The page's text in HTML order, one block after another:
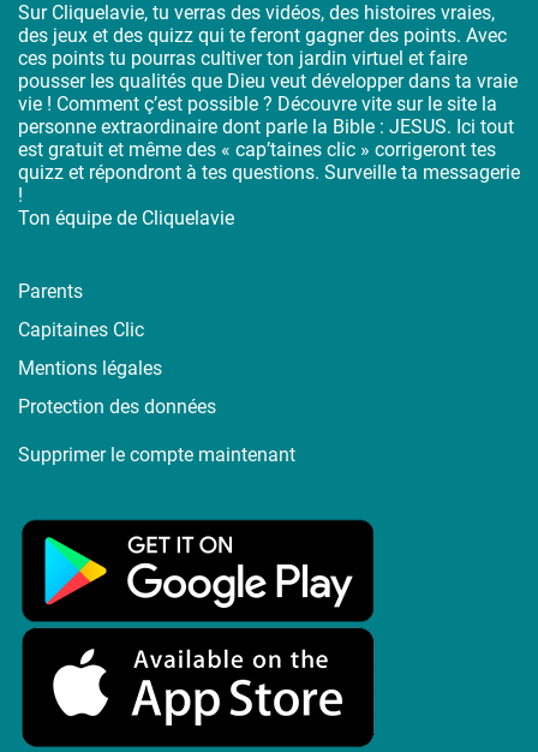
Sur Cliquelavie, tu verras des vidéos, des histoires vraies,
des jeux et des quizz qui te feront gagner des points. Avec
ces points tu pourras cultiver ton jardin virtuel et faire
pousser les qualités que Dieu veut développer dans ta vraie
vie ! Comment ç’est possible ? Découvre vite sur le site la
personne extraordinaire dont parle la Bible : JESUS. Ici tout
est gratuit et même des « cap’taines clic » corrigeront tes
quizz et répondront à tes questions. Surveille ta messagerie
!
Ton équipe de Cliquelavie
Parents
Capitaines Clic
Mentions légales
Protection des données
Supprimer le compte maintenant